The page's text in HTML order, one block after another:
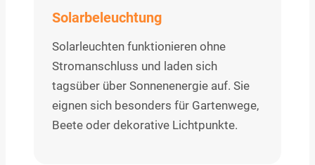
Solarbeleuchtung
Solarleuchten funktionieren ohne
Stromanschluss und laden sich
tagsüber über Sonnenenergie auf. Sie
eignen sich besonders für Gartenwege,
Beete oder dekorative Lichtpunkte.